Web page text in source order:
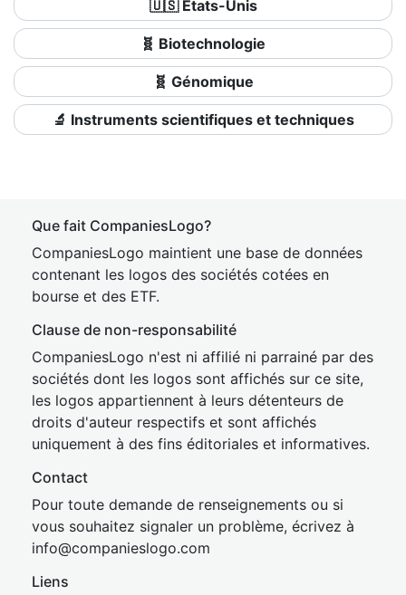
🇺🇸 États-Unis
🧬 Biotechnologie
🧬 Génomique
🔬 Instruments scientifiques et techniques
Que fait CompaniesLogo?
CompaniesLogo maintient une base de données
contenant les logos des sociétés cotées en
bourse et des ETF.
Clause de non-responsabilité
CompaniesLogo n'est ni affilié ni parrainé par des
sociétés dont les logos sont affichés sur ce site,
les logos appartiennent à leurs détenteurs de
droits d'auteur respectifs et sont affichés
uniquement à des fins éditoriales et informatives.
Contact
Pour toute demande de renseignements ou si
vous souhaitez signaler un problème, écrivez à
info@companieslogo.com
Liens